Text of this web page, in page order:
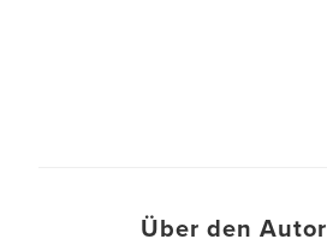
Über den Autor